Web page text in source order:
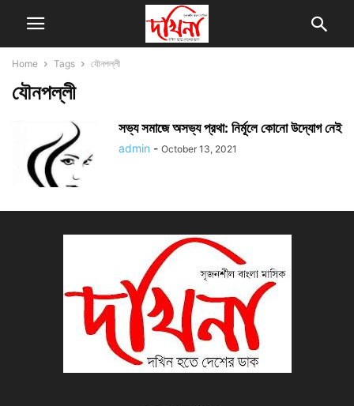
Home Tags যৌনপল্লী
যৌনপল্লী
সভ্য সমাজে অসভ্য প্রথা: নির্মূলে কোনো উদ্যোগ নেই
admin - October 13, 2021